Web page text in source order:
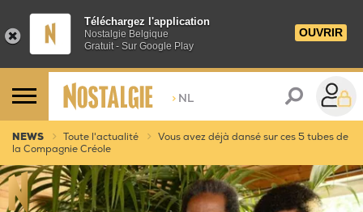
Téléchargez l'application
Nostalgie Belgique
Gratuit - Sur Google Play
OUVRIR
> NL
NEWS Toute l'actualité
Vous avez déjà dansé sur ces 5 tubes de
la Compagnie Créole